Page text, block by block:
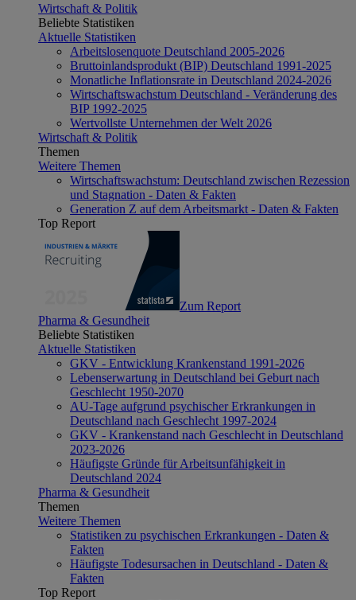
Wirtschaft & Politik
Beliebte Statistiken
Aktuelle Statistiken
Arbeitslosenquote Deutschland 2005-2026
Bruttoinlandsprodukt (BIP) Deutschland 1991-2025
Monatliche Inflationsrate in Deutschland 2024-2026
Wirtschaftswachstum Deutschland - Veränderung des
BIP 1992-2025
Wertvollste Unternehmen der Welt 2026
Wirtschaft & Politik
Themen
Weitere Themen
Wirtschaftswachstum: Deutschland zwischen Rezession
und Stagnation - Daten & Fakten
Generation Z auf dem Arbeitsmarkt - Daten & Fakten
Top Report
Zum Report
Pharma & Gesundheit
Beliebte Statistiken
Aktuelle Statistiken
GKV - Entwicklung Krankenstand 1991-2026
Lebenserwartung in Deutschland bei Geburt nach
Geschlecht 1950-2070
AU-Tage aufgrund psychischer Erkrankungen in
Deutschland nach Geschlecht 1997-2024
GKV - Krankenstand nach Geschlecht in Deutschland
2023-2026
Häufigste Gründe für Arbeitsunfähigkeit in
Deutschland 2024
Pharma & Gesundheit
Themen
Weitere Themen
Statistiken zu psychischen Erkrankungen - Daten &
Fakten
Häufigste Todesursachen in Deutschland - Daten &
Fakten
Top Report